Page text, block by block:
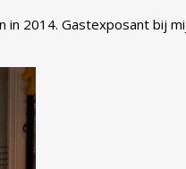
2014. Gastexposant bij